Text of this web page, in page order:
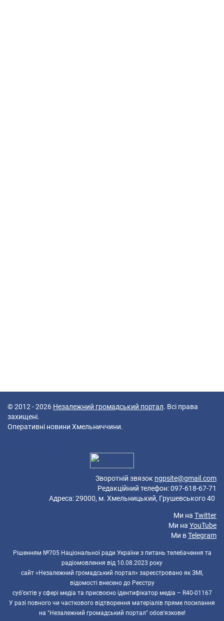
© 2012 - 2026 Незалежний громадський портал. Всі права
захищені.
Оперативні новини Хмельниччини.
Зворотній звязок ngpsite@gmail.com
Редакційний телефон: 097-618-67-71
Адреса: 29000, м. Хмельницький, Грушевського 40
Ми на Twitter
Ми на YouTube
Ми вTelegram
Рішенням №705 Національної ради України з питань телебачення та
радіомовлення від 10.08.2023 року
сайт «Незалежний громадський портал» зареєстровано як ЗМІ,
відомості внесено до Реєстру
суб’єктів у сфері медіа та присвоєно ідентифікатор медіа – R40-01167
У разі повного чи часткового відтворення матеріалів пряме посилання
на "Незалежний громадський портал" обов'язкове!